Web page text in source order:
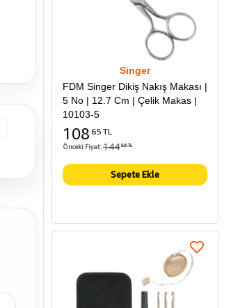
Singer
FDM Singer Dikiş Nakış Makası |
5 No | 12.7 Cm | Çelik Makas |
10103-5
108 65 TL
Önceki Fiyat:144 86 TL
Sepete Ekle